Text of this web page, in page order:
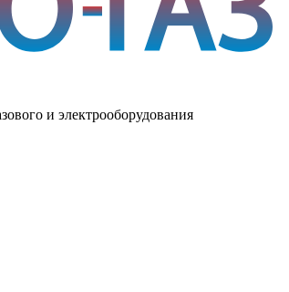
и электрооборудования